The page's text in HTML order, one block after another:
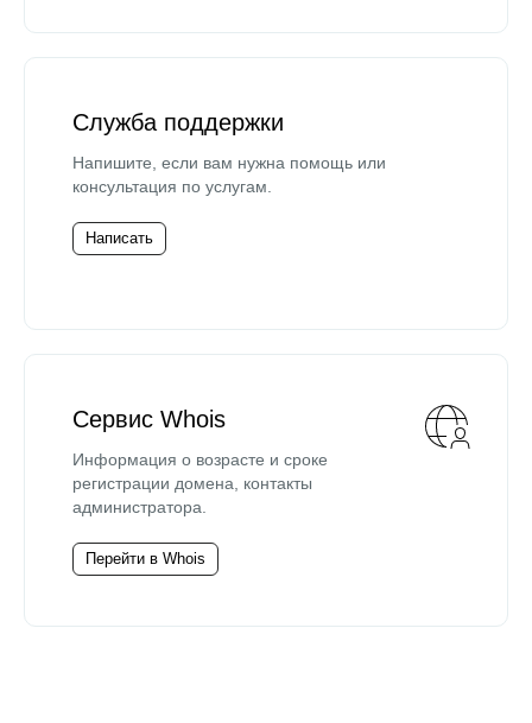
Служба поддержки
Напишите, если вам нужна помощь или
консультация по услугам.
Написать
Сервис Whois
Информация о возрасте и сроке
регистрации домена, контакты
администратора.
Перейти в Whois